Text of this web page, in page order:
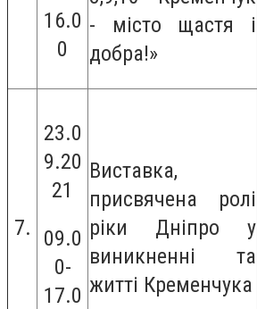
16.0
0
- місто щастя і
добра!»
7.
23.0
9.20
21
09.0
0-
17.0
Виставка,
присвячена ролі
ріки Дніпро у
виникненні та
житті Кременчука